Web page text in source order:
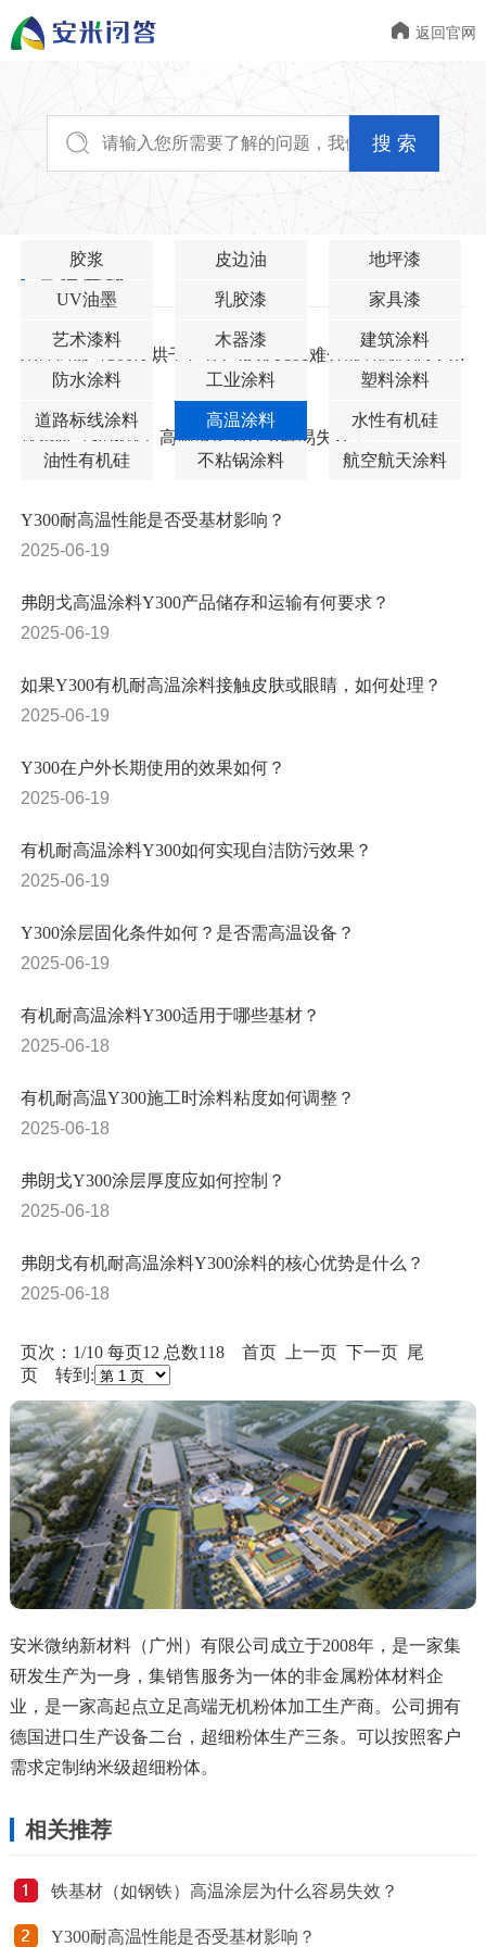
 返回官网
搜 索
高温涂料
水性烤漆（300度烘干）客户反馈T801难分散有颗粒感，有推荐替代品吗？
2026-05-26
铁基材（如钢铁）高温涂层为什么容易失效？
2026-04-25
Y300耐高温性能是否受基材影响？
2025-06-19
弗朗戈高温涂料Y300产品储存和运输有何要求？
2025-06-19
如果Y300有机耐高温涂料接触皮肤或眼睛，如何处理？
2025-06-19
Y300在户外长期使用的效果如何？
2025-06-19
有机耐高温涂料Y300如何实现自洁防污效果？
2025-06-19
Y300涂层固化条件如何？是否需高温设备？
2025-06-19
有机耐高温涂料Y300适用于哪些基材？
2025-06-18
有机耐高温Y300施工时涂料粘度如何调整？
2025-06-18
弗朗戈Y300涂层厚度应如何控制？
2025-06-18
弗朗戈有机耐高温涂料Y300涂料的核心优势是什么？
2025-06-18
页次：1/10 每页12 总数118 首页 上一页 下一页 尾
页转到:
安米微纳新材料（广州）有限公司成立于2008年，是一家集
研发生产为一身，集销售服务为一体的非金属粉体材料企
业，是一家高起点立足高端无机粉体加工生产商。公司拥有
德国进口生产设备二台，超细粉体生产三条。可以按照客户
需求定制纳米级超细粉体。
相关推荐
铁基材（如钢铁）高温涂层为什么容易失效？
Y300耐高温性能是否受基材影响？
胶浆 皮边油 地坪漆
UV油墨 乳胶漆 家具漆
艺术漆料 木器漆 建筑涂料
防水涂料 工业涂料 塑料涂料
道路标线涂料 高温涂料 水性有机硅
油性有机硅 不粘锅涂料 航空航天涂料